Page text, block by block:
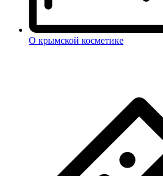
О крымской косметике